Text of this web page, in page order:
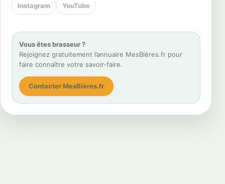
Instagram YouTube
Vous êtes brasseur ?
Rejoignez gratuitement l’annuaire MesBières.fr pour
faire connaître votre savoir-faire.
Contacter MesBières.fr